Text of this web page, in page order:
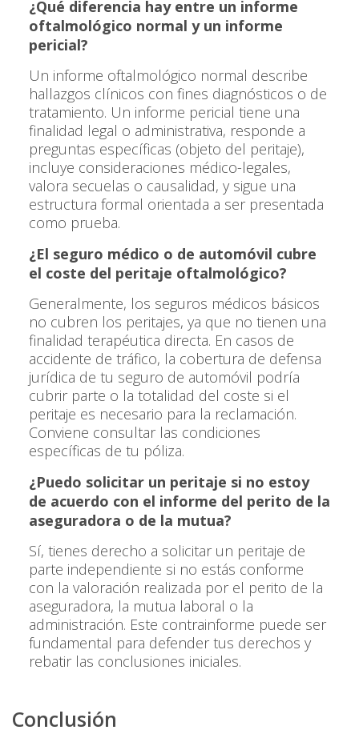
¿Qué diferencia hay entre un informe
oftalmológico normal y un informe
pericial?
Un informe oftalmológico normal describe
hallazgos clínicos con fines diagnósticos o de
tratamiento. Un informe pericial tiene una
finalidad legal o administrativa, responde a
preguntas específicas (objeto del peritaje),
incluye consideraciones médico-legales,
valora secuelas o causalidad, y sigue una
estructura formal orientada a ser presentada
como prueba.
¿El seguro médico o de automóvil cubre
el coste del peritaje oftalmológico?
Generalmente, los seguros médicos básicos
no cubren los peritajes, ya que no tienen una
finalidad terapéutica directa. En casos de
accidente de tráfico, la cobertura de defensa
jurídica de tu seguro de automóvil podría
cubrir parte o la totalidad del coste si el
peritaje es necesario para la reclamación.
Conviene consultar las condiciones
específicas de tu póliza.
¿Puedo solicitar un peritaje si no estoy
de acuerdo con el informe del perito de la
aseguradora o de la mutua?
Sí, tienes derecho a solicitar un peritaje de
parte independiente si no estás conforme
con la valoración realizada por el perito de la
aseguradora, la mutua laboral o la
administración. Este contrainforme puede ser
fundamental para defender tus derechos y
rebatir las conclusiones iniciales.
Conclusión